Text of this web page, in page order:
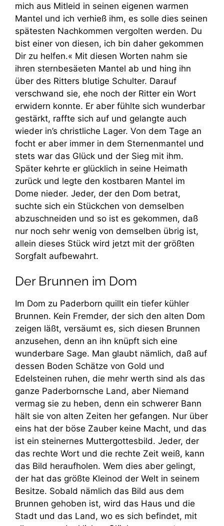
mich aus Mitleid in seinen eigenen warmen
Mantel und ich verhieß ihm, es solle dies seinen
spätesten Nachkommen vergolten werden. Du
bist einer von diesen, ich bin daher gekommen
Dir zu helfen.« Mit diesen Worten nahm sie
ihren sternbesäeten Mantel ab und hing ihn
über des Ritters blutige Schulter. Darauf
verschwand sie, ehe noch der Ritter ein Wort
erwidern konnte. Er aber fühlte sich wunderbar
gestärkt, raffte sich auf und gelangte auch
wieder in’s christliche Lager. Von dem Tage an
focht er aber immer in dem Sternenmantel und
stets war das Glück und der Sieg mit ihm.
Später kehrte er glücklich in seine Heimath
zurück und legte den kostbaren Mantel im
Dome nieder. Jeder, der den Dom betrat,
suchte sich ein Stückchen von demselben
abzuschneiden und so ist es gekommen, daß
nur noch sehr wenig von demselben übrig ist,
allein dieses Stück wird jetzt mit der größten
Sorgfalt aufbewahrt.
Der Brunnen im Dom
Im Dom zu Paderborn quillt ein tiefer kühler
Brunnen. Kein Fremder, der sich den alten Dom
zeigen läßt, versäumt es, sich diesen Brunnen
anzusehen, denn an ihn knüpft sich eine
wunderbare Sage. Man glaubt nämlich, daß auf
dessen Boden Schätze von Gold und
Edelsteinen ruhen, die mehr werth sind als das
ganze Paderbornsche Land, aber Niemand
vermag sie zu heben, denn ein schwerer Bann
hält sie von alten Zeiten her gefangen. Nur über
eins hat der böse Zauber keine Macht, und das
ist ein steinernes Muttergottesbild. Jeder, der
das rechte Wort und die rechte Zeit weiß, kann
das Bild heraufholen. Wem dies aber gelingt,
der hat das größte Kleinod der Welt in seinem
Besitze. Sobald nämlich das Bild aus dem
Brunnen gehoben ist, wird das Haus und die
Stadt und das Land, wo es sich befindet, mit